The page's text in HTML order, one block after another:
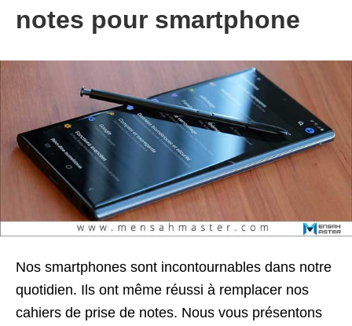
notes pour smartphone
Nos smartphones sont incontournables dans notre
quotidien. Ils ont même réussi à remplacer nos
cahiers de prise de notes. Nous vous présentons